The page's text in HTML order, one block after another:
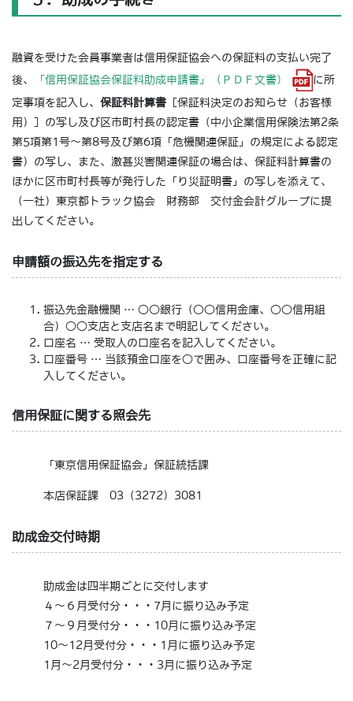
融資を受けた会員事業者は信用保証協会への保証料の支払い完了
後、
「信用保証協会保証料助成申請書」（ＰＤＦ文書） に所
定事項を記入し、 保証料計算書 ［保証料決定のお知らせ（お客様
用）］の写し及び区市町村長の認定書（中小企業信用保険法第2条
第5項第1号～第8号及び第6項「危機関連保証」の規定による認定
書）の写し、また、激甚災害関連保証の場合は、保証料計算書の
ほかに区市町村長等が発行した「り災証明書」の写しを添えて、
（一社）東京都トラック協会 財務部 交付金会計グループに提
出してください。
申請額の振込先を指定する
振込先金融機関 … ○○銀行（○○信用金庫、○○信用組
合）○○支店と支店名まで明記してください。
口座名 … 受取人の口座名を記入してください。
口座番号 … 当該預金口座を○で囲み、口座番号を正確に記
入してください。
信用保証に関する照会先
「東京信用保証協会」保証統括課
本店保証課 03（3272）3081
助成金交付時期
助成金は四半期ごとに交付します
４～６月受付分・・・7月に振り込み予定
７～９月受付分・・・10月に振り込み予定
10～12月受付分・・・1月に振り込み予定
1月～2月受付分・・・3月に振り込み予定